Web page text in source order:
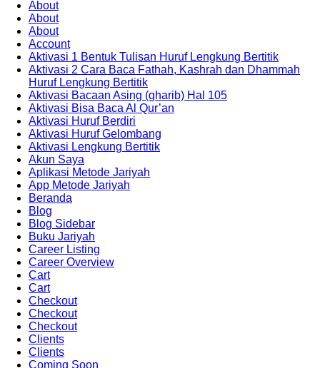
About
About
About
Account
Aktivasi 1 Bentuk Tulisan Huruf Lengkung Bertitik
Aktivasi 2 Cara Baca Fathah, Kashrah dan Dhammah
Huruf Lengkung Bertitik
Aktivasi Bacaan Asing (gharib) Hal 105
Aktivasi Bisa Baca Al Qur’an
Aktivasi Huruf Berdiri
Aktivasi Huruf Gelombang
Aktivasi Lengkung Bertitik
Akun Saya
Aplikasi Metode Jariyah
App Metode Jariyah
Beranda
Blog
Blog Sidebar
Buku Jariyah
Career Listing
Career Overview
Cart
Cart
Checkout
Checkout
Checkout
Clients
Clients
Coming Soon